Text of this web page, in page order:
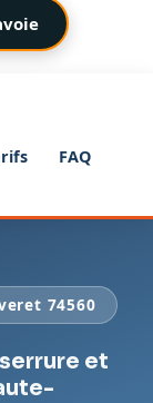
FAQ
74560
et